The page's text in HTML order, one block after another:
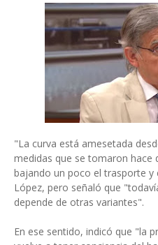
"La curva está amesetada
medidas que se tomaron hace
bajando un poco el trasporte
López, pero señaló que
depende de otras variantes".
En ese sentido, indicó que "la